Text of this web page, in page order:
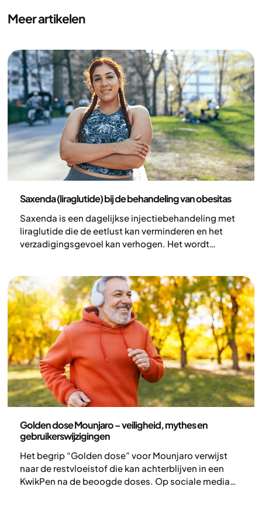
Meer artikelen
Saxenda (liraglutide) bij de behandeling van obesitas
Saxenda is een dagelijkse injectiebehandeling met
liraglutide die de eetlust kan verminderen en het
verzadigingsgevoel kan verhogen. Het wordt
wordt geleidelijk verhoogd om bijwerkingen zoals
misselijkheid te verminderen.
Golden dose Mounjaro – veiligheid, mythes en
gebruikerswijzigingen
Het begrip “Golden dose” voor Mounjaro verwijst
naar de restvloeistof die kan achterblijven in een
KwikPen na de beoogde doses. Op sociale media